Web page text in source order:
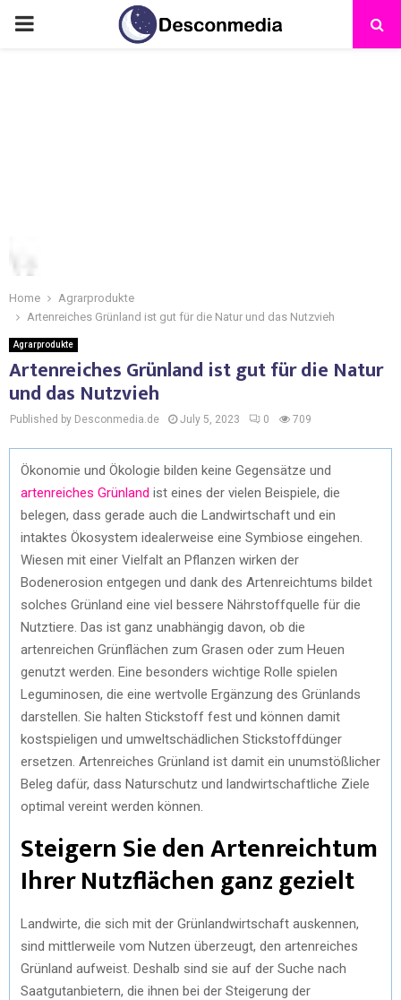
Home
Agrarprodukte
Artenreiches Grünland ist gut für die Natur und das Nutzvieh
Agrarprodukte
Artenreiches Grünland ist gut für die Natur
und das Nutzvieh
Published by Desconmedia.de July 5, 2023 0 709
Ökonomie und Ökologie bilden keine Gegensätze und
artenreiches Grünland ist eines der vielen Beispiele, die
belegen, dass gerade auch die Landwirtschaft und ein
intaktes Ökosystem idealerweise eine Symbiose eingehen.
Wiesen mit einer Vielfalt an Pflanzen wirken der
Bodenerosion entgegen und dank des Artenreichtums bildet
solches Grünland eine viel bessere Nährstoffquelle für die
Nutztiere. Das ist ganz unabhängig davon, ob die
artenreichen Grünflächen zum Grasen oder zum Heuen
genutzt werden. Eine besonders wichtige Rolle spielen
Leguminosen, die eine wertvolle Ergänzung des Grünlands
darstellen. Sie halten Stickstoff fest und können damit
kostspieligen und umweltschädlichen Stickstoffdünger
ersetzen. Artenreiches Grünland ist damit ein unumstößlicher
Beleg dafür, dass Naturschutz und landwirtschaftliche Ziele
optimal vereint werden können.
Steigern Sie den Artenreichtum
Ihrer Nutzflächen ganz gezielt
Landwirte, die sich mit der Grünlandwirtschaft auskennen,
sind mittlerweile vom Nutzen überzeugt, den artenreiches
Grünland aufweist. Deshalb sind sie auf der Suche nach
Saatgutanbietern, die ihnen bei der Steigerung der